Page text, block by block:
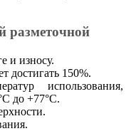
разметочной
и износу.
достигать 150%.
использования,
до +77°С.